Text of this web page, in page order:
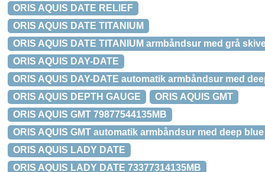
ORIS AQUIS DATE RELIEF
ORIS AQUIS DATE TITANIUM
ORIS AQUIS DATE TITANIUM armbåndsur med grå
ORIS AQUIS DAY-DATE
ORIS AQUIS DAY-DATE automatik armbåndsur med
ORIS AQUIS DEPTH GAUGE
ORIS AQUIS GMT
ORIS AQUIS GMT 79877544135MB
ORIS AQUIS GMT automatik armbåndsur med deep
ORIS AQUIS LADY DATE
ORIS AQUIS LADY DATE 73377314135MB